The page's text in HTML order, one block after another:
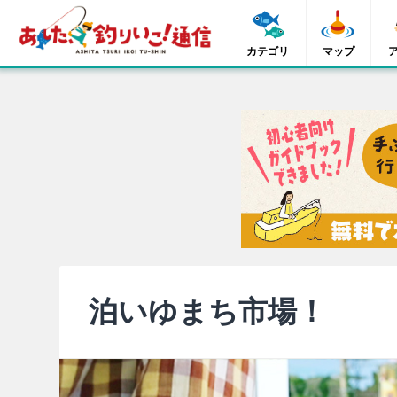
カテゴリ マップ
泊いゆまち市場！